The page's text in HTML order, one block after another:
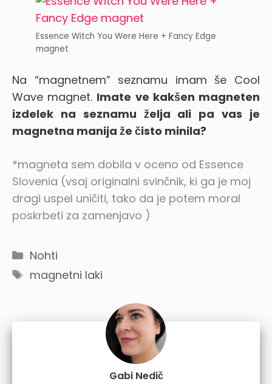
Essence Witch You Were Here + Fancy Edge
magnet
Na “magnetnem” seznamu imam še Cool
Wave magnet. Imate ve kakšen magneten
izdelek na seznamu želja ali pa vas je
magnetna manija že čisto minila?
*magneta sem dobila v oceno od Essence
Slovenia (vsaj originalni svinčnik, ki ga je moj
dragi uspel uničiti, tako da je potem moral
poskrbeti za zamenjavo )
Categories
Nohti
Tags
magnetni laki
Gabi Nedič